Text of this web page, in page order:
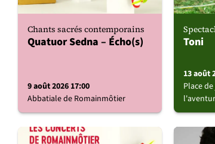
Chants sacrés contemporains
Quatuor Sedna – Écho(s)
9 août 2026 17:00
Abbatiale de Romainmôtier
Toni
13 août
Place